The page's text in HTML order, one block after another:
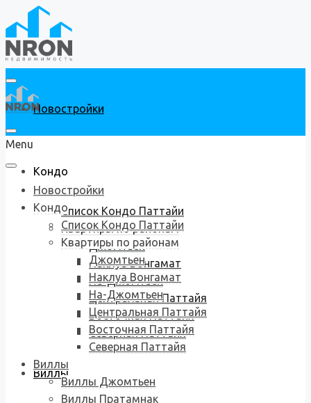
Новостройки
Кондо
Список Кондо Паттайи
Квартиры по районам
Джомтьен
Наклуа Вонгамат
На-Джомтьен
Центральная Паттайя
Восточная Паттайя
Северная Паттайя
Виллы
Menu
Новостройки
Кондо
Список Кондо Паттайи
Квартиры по районам
Джомтьен
Наклуа Вонгамат
На-Джомтьен
Центральная Паттайя
Восточная Паттайя
Северная Паттайя
Виллы
Виллы Джомтьен
Виллы Пратамнак